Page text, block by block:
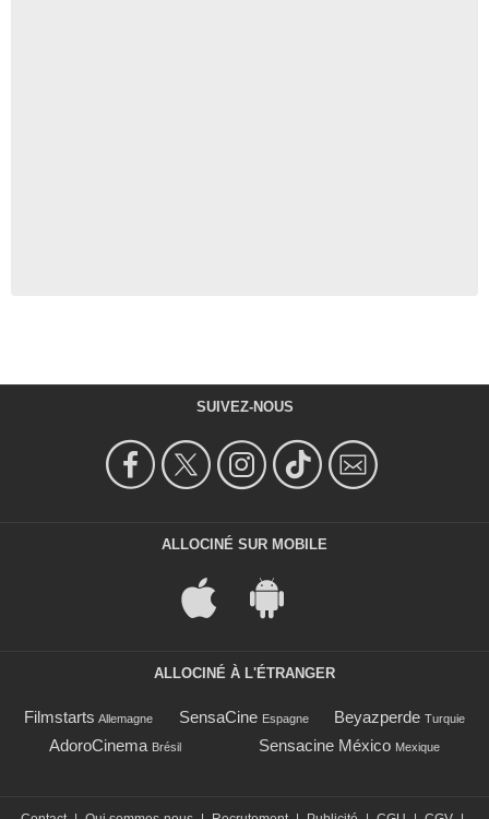
SUIVEZ-NOUS
ALLOCINÉ SUR MOBILE
ALLOCINÉ À L'ÉTRANGER
Filmstarts Allemagne SensaCine Espagne Beyazperde Turquie
AdoroCinema Brésil Sensacine México Mexique